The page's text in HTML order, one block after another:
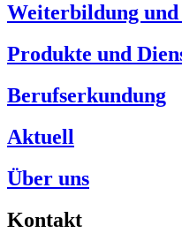
Weiterbildung
Produkte und
Berufserkundung
Aktuell
Über uns
Kontakt